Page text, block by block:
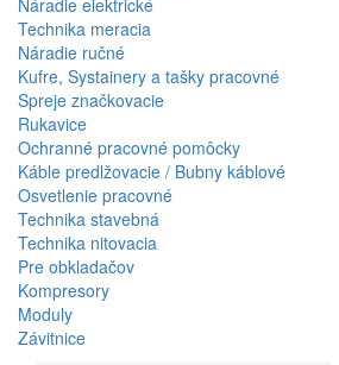
Náradie elektrické
Technika meracia
Náradie ručné
Kufre, Systainery a tašky pracovné
Spreje značkovacie
Rukavice
Ochranné pracovné pomôcky
Káble predlžovacie / Bubny káblové
Osvetlenie pracovné
Technika stavebná
Technika nitovacia
Pre obkladačov
Kompresory
Moduly
Závitnice